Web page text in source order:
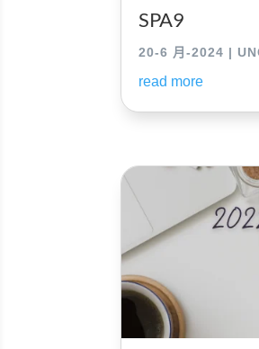
SPA9
20-6 月-2024 |
read more